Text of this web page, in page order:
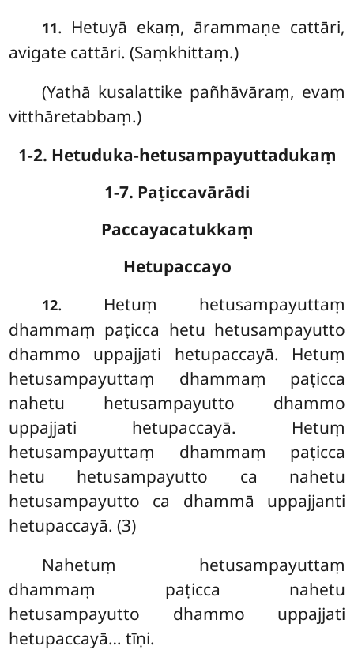
11. Hetuyā ekaṃ, ārammaṇe cattāri,
avigate cattāri. (Saṃkhittaṃ.)
(Yathā kusalattike pañhāvāraṃ, evaṃ
vitthāretabbaṃ.)
1-2. Hetuduka-hetusampayuttadukaṃ
1-7. Paṭiccavārādi
Paccayacatukkaṃ
Hetupaccayo
12. Hetuṃ hetusampayuttaṃ
dhammaṃ paṭicca hetu hetusampayutto
dhammo uppajjati hetupaccayā. Hetuṃ
hetusampayuttaṃ dhammaṃ paṭicca
nahetu hetusampayutto dhammo
uppajjati hetupaccayā. Hetuṃ
hetusampayuttaṃ dhammaṃ paṭicca
hetu hetusampayutto ca nahetu
hetusampayutto ca dhammā uppajjanti
hetupaccayā. (3)
Nahetuṃ hetusampayuttaṃ
dhammaṃ paṭicca nahetu
hetusampayutto dhammo uppajjati
hetupaccayā… tīṇi.